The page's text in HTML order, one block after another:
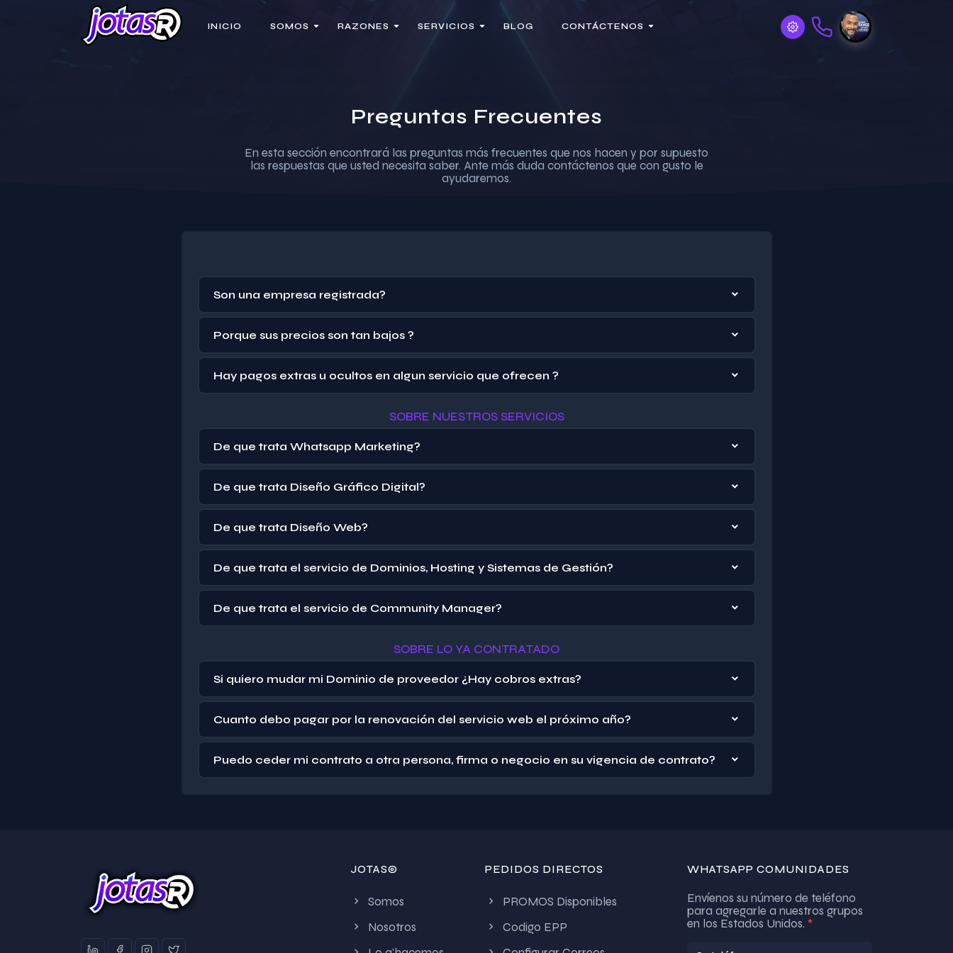
INICIO SOMOS RAZONES SERVICIOS BLOG CONTÁCTENOS
Preguntas Frecuentes
En esta sección encontrará las preguntas más frecuentes que nos hacen y por supuesto
las respuestas que usted necesita saber. Ante más duda contáctenos que con gusto le
ayudaremos.
Son una empresa registrada?
Porque sus precios son tan bajos ?
Hay pagos extras u ocultos en algun servicio que ofrecen ?
SOBRE NUESTROS SERVICIOS
De que trata Whatsapp Marketing?
De que trata Diseño Gráfico Digital?
De que trata Diseño Web?
De que trata el servicio de Dominios, Hosting y Sistemas de Gestión?
De que trata el servicio de Community Manager?
SOBRE LO YA CONTRATADO
Si quiero mudar mi Dominio de proveedor ¿Hay cobros extras?
Cuanto debo pagar por la renovación del servicio web el próximo año?
Puedo ceder mi contrato a otra persona, firma o negocio en su vigencia de contrato?
JOTAS©
Somos
Nosotros
PEDIDOS DIRECTOS
PROMOS Disponibles
Codigo EPP
WHATSAPP COMUNIDADES
Envíenos su número de teléfono
para agregarle a nuestros grupos
en los Estados Unidos. *